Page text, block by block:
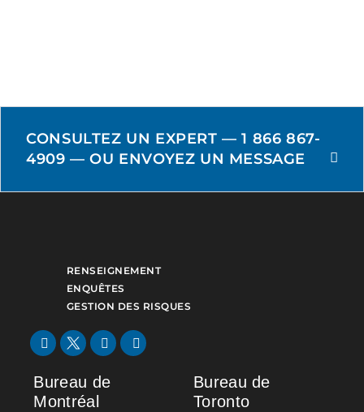
CONSULTEZ UN EXPERT — 1 866 867-
4909 — OU ENVOYEZ UN MESSAGE
RENSEIGNEMENT
ENQUÊTES
GESTION DES RISQUES
Bureau de
Montréal
Bureau de
Toronto